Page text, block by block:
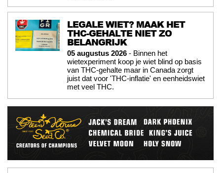
LEGALE WIET? MAAK HET
THC-GEHALTE NIET ZO
BELANGRIJK
05 augustus 2026 - Binnen het
wietexperiment koop je wiet blind op basis
van THC-gehalte maar in Canada zorgt
juist dat voor 'THC-inflatie' en eenheidswiet
met veel THC.